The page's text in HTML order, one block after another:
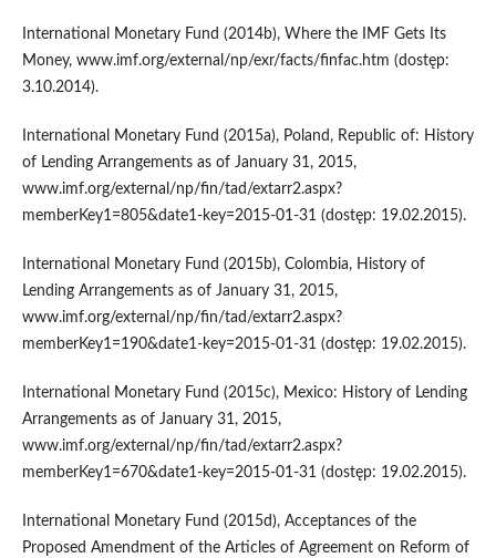
International Monetary Fund (2014b), Where the IMF Gets Its
Money, www.imf.org/external/np/exr/facts/finfac.htm (dostęp:
3.10.2014).
International Monetary Fund (2015a), Poland, Republic of: History
of Lending Arrangements as of January 31, 2015,
www.imf.org/external/np/fin/tad/extarr2.aspx?
memberKey1=805&date1-key=2015-01-31 (dostęp: 19.02.2015).
International Monetary Fund (2015b), Colombia, History of
Lending Arrangements as of January 31, 2015,
www.imf.org/external/np/fin/tad/extarr2.aspx?
memberKey1=190&date1-key=2015-01-31 (dostęp: 19.02.2015).
International Monetary Fund (2015c), Mexico: History of Lending
Arrangements as of January 31, 2015,
www.imf.org/external/np/fin/tad/extarr2.aspx?
memberKey1=670&date1-key=2015-01-31 (dostęp: 19.02.2015).
International Monetary Fund (2015d), Acceptances of the
Proposed Amendment of the Articles of Agreement on Reform of